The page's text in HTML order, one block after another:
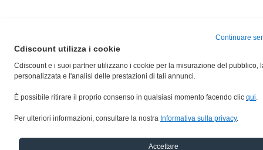
Cdiscount utilizza i cookie
Cdiscount e i suoi partner utilizzano i cookie per la misurazione del pubblico,
personalizzata e l'analisi delle prestazioni di tali annunci.
È possibile ritirare il proprio consenso in qualsiasi momento facendo clic qui.
Per ulteriori informazioni, consultare la nostra Informativa sulla privacy.
Continuare
Accettare